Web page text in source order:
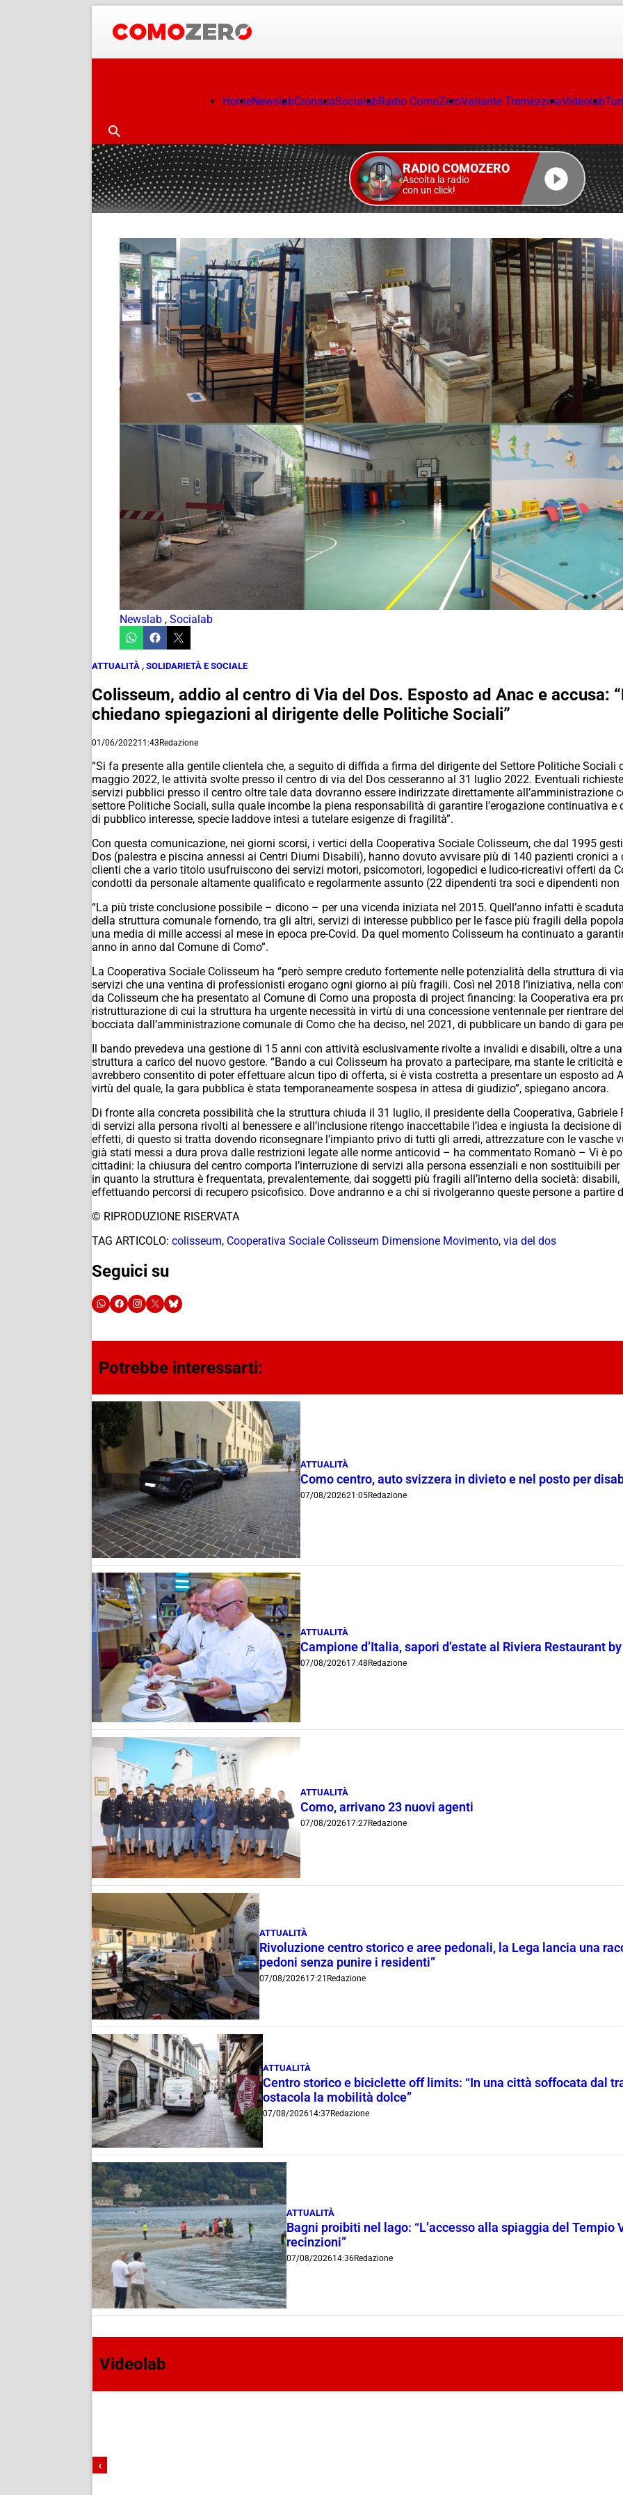
HomeNewslabCronacaSocialabRadio ComoZeroVariante TremezzinaVideolab
RADIO COMOZERO
Ascolta la radio
con un click!
Newslab , Socialab
ATTUALITÀ , SOLIDARIETÀ E SOCIALE
Colisseum, addio al centro di Via del Dos. Esposto ad Anac e accusa:
chiedano spiegazioni al dirigente delle Politiche Sociali”
01/06/202211:43Redazione
“Si fa presente alla gentile clientela che, a seguito di diffida a firma del dirigente del Settore Politiche Sociali
maggio 2022, le attività svolte presso il centro di via del Dos cesseranno al 31 luglio 2022. Eventuali
servizi pubblici presso il centro oltre tale data dovranno essere indirizzate direttamente all’amministrazione
settore Politiche Sociali, sulla quale incombe la piena responsabilità di garantire l’erogazione continuativa
di pubblico interesse, specie laddove intesi a tutelare esigenze di fragilità”.
Con questa comunicazione, nei giorni scorsi, i vertici della Cooperativa Sociale Colisseum, che dal 1995
Dos (palestra e piscina annessi ai Centri Diurni Disabili), hanno dovuto avvisare più di 140 pazienti cronici
clienti che a vario titolo usufruiscono dei servizi motori, psicomotori, logopedici e ludico-ricreativi offerti da
condotti da personale altamente qualificato e regolarmente assunto (22 dipendenti tra soci e dipendenti non
“La più triste conclusione possibile – dicono – per una vicenda iniziata nel 2015. Quell’anno infatti è
della struttura comunale fornendo, tra gli altri, servizi di interesse pubblico per le fasce più fragili della
una media di mille accessi al mese in epoca pre-Covid. Da quel momento Colisseum ha continuato a
anno in anno dal Comune di Como”.
La Cooperativa Sociale Colisseum ha “però sempre creduto fortemente nelle potenzialità della struttura di
servizi che una ventina di professionisti erogano ogni giorno ai più fragili. Così nel 2018 l’iniziativa, nella
da Colisseum che ha presentato al Comune di Como una proposta di project financing: la Cooperativa era
ristrutturazione di cui la struttura ha urgente necessità in virtù di una concessione ventennale per rientrare
bocciata dall’amministrazione comunale di Como che ha deciso, nel 2021, di pubblicare un bando di gara
Il bando prevedeva una gestione di 15 anni con attività esclusivamente rivolte a invalidi e disabili, oltre a
struttura a carico del nuovo gestore. “Bando a cui Colisseum ha provato a partecipare, ma stante le criticità
avrebbero consentito di poter effettuare alcun tipo di offerta, si è vista costretta a presentare un esposto ad
virtù del quale, la gara pubblica è stata temporaneamente sospesa in attesa di giudizio”, spiegano ancora.
Di fronte alla concreta possibilità che la struttura chiuda il 31 luglio, il presidente della Cooperativa, Gabriele
di servizi alla persona rivolti al benessere e all’inclusione ritengo inaccettabile l’idea e ingiusta la decisione
effetti, di questo si tratta dovendo riconsegnare l’impianto privo di tutti gli arredi, attrezzature con le
già stati messi a dura prova dalle restrizioni legate alle norme anticovid – ha commentato Romanò – Vi è
cittadini: la chiusura del centro comporta l’interruzione di servizi alla persona essenziali e non sostituibili
in quanto la struttura è frequentata, prevalentemente, dai soggetti più fragili all’interno della società:
effettuando percorsi di recupero psicofisico. Dove andranno e a chi si rivolgeranno queste persone a partire
© RIPRODUZIONE RISERVATA
TAG ARTICOLO: colisseum, Cooperativa Sociale Colisseum Dimensione Movimento, via del dos
Seguici su
Potrebbe interessarti:
ATTUALITÀ
Como centro, auto svizzera in divieto e nel posto per
07/08/202621:05Redazione
ATTUALITÀ
Campione d’Italia, sapori d’estate al Riviera Restaurant
07/08/202617:48 Redazione
ATTUALITÀ
Como, arrivano 23 nuovi agenti
07/08/202617:27Redazione
ATTUALITÀ
Rivoluzione centro storico e aree pedonali, la Lega lancia una
pedoni senza punire i residenti”
07/08/202617:21 Redazione
ATTUALITÀ
Centro storico e biciclette off limits: “In una città soffocata dal
ostacola la mobilità dolce”
07/08/202614:37Redazione
ATTUALITÀ
Bagni proibiti nel lago: “L’accesso alla spiaggia del
recinzioni”
07/08/202614:36Redazione
Videolab
‹